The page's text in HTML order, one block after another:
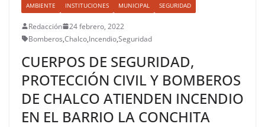
AMBIENTE INSTITUCIONES MUNICIPAL SEGURIDAD
Redacción
24 febrero, 2022
Bomberos,Chalco,Incendio,Seguridad
CUERPOS DE SEGURIDAD,
PROTECCIÓN CIVIL Y BOMBEROS
DE CHALCO ATIENDEN INCENDIO
EN EL BARRIO LA CONCHITA